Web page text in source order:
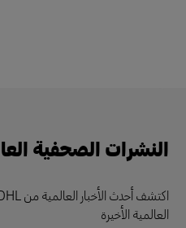
النشرات الصحفية
العالمية الأخيرة